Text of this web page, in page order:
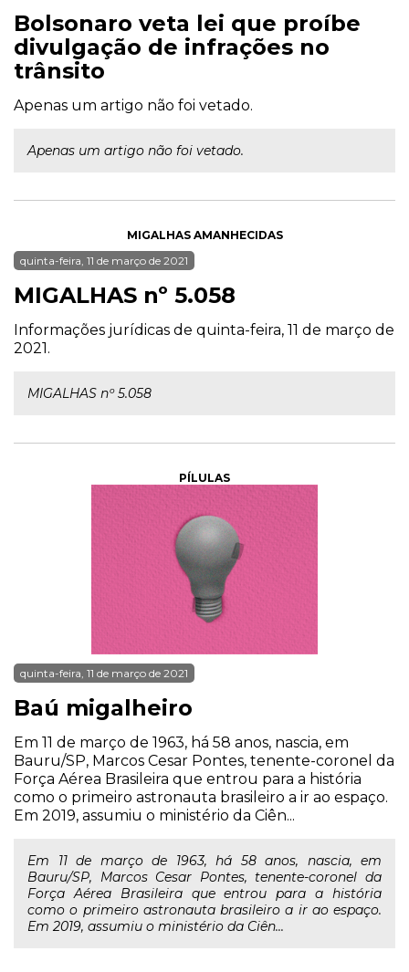
Bolsonaro veta lei que proíbe
divulgação de infrações no
trânsito
Apenas um artigo não foi vetado.
Apenas um artigo não foi vetado.
MIGALHAS AMANHECIDAS
quinta-feira, 11 de março de 2021
MIGALHAS nº 5.058
Informações jurídicas de quinta-feira, 11 de março de
2021.
MIGALHAS nº 5.058
PÍLULAS
quinta-feira, 11 de março de 2021
Baú migalheiro
Em 11 de março de 1963, há 58 anos, nascia, em
Bauru/SP, Marcos Cesar Pontes, tenente-coronel da
Força Aérea Brasileira que entrou para a história
como o primeiro astronauta brasileiro a ir ao espaço.
Em 2019, assumiu o ministério da Ciên...
Em 11 de março de 1963, há 58 anos, nascia, em
Bauru/SP, Marcos Cesar Pontes, tenente-coronel da
Força Aérea Brasileira que entrou para a história
como o primeiro astronauta brasileiro a ir ao espaço.
Em 2019, assumiu o ministério da Ciên...